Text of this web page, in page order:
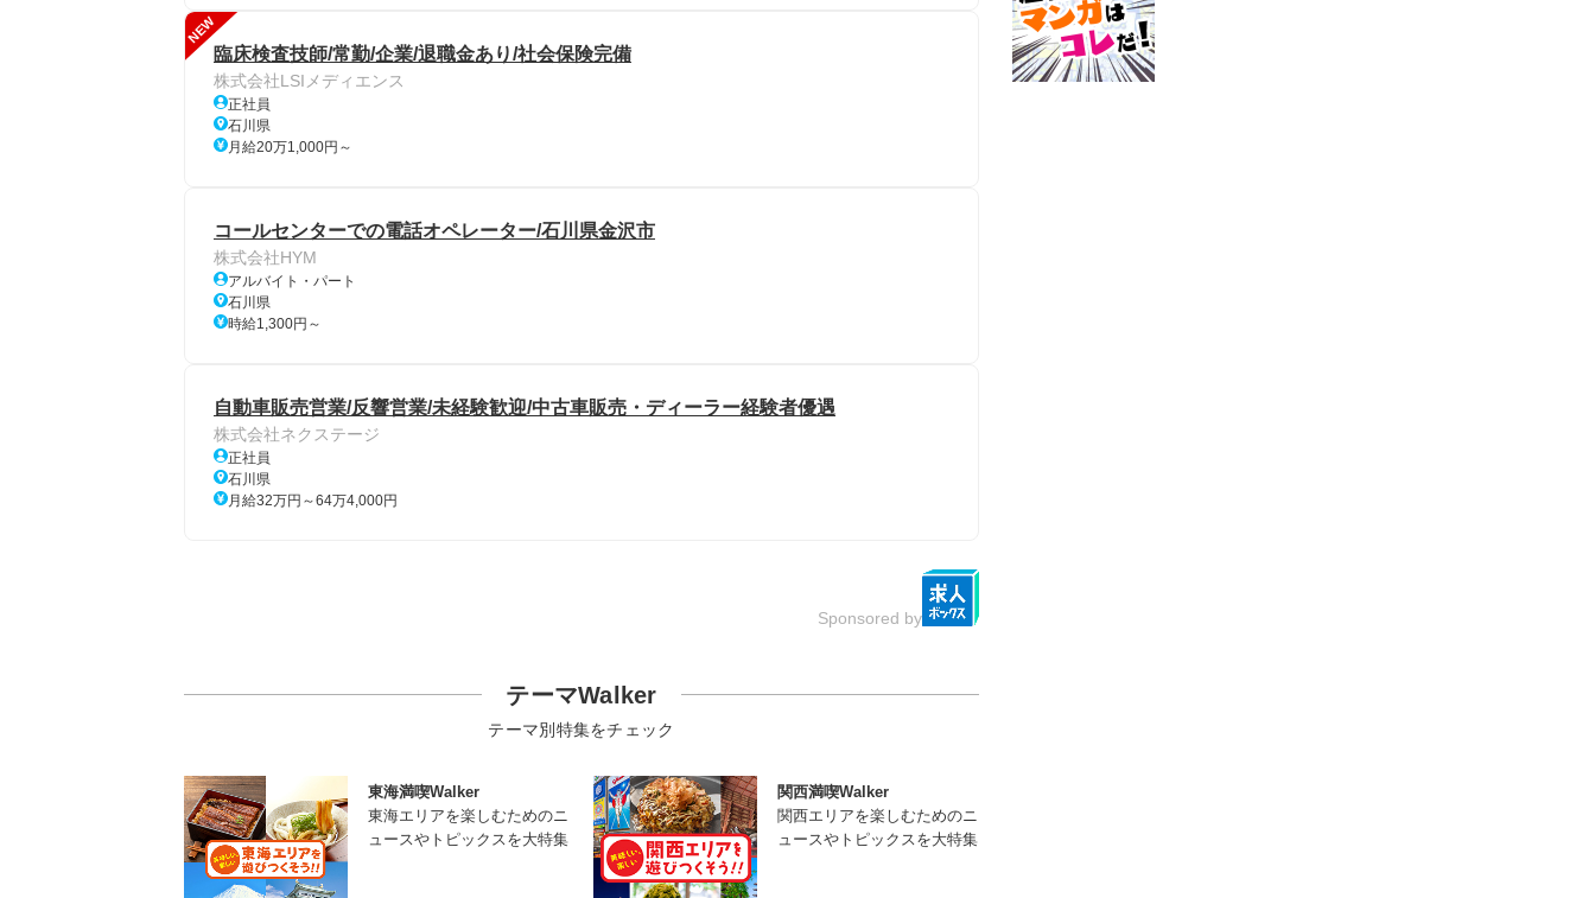
NEW
臨床検査技師/常勤/企業/退職金あり/社会保険完備
株式会社LSIメディエンス
正社員
石川県
月給20万1,000円～
コールセンターでの電話オペレーター/石川県金沢市
株式会社HYM
アルバイト・パート
石川県
時給1,300円～
自動車販売営業/反響営業/未経験歓迎/中古車販売・ディーラー経験者優遇
株式会社ネクステージ
正社員
石川県
月給32万円～64万4,000円
Sponsored by
テーマWalker
テーマ別特集をチェック
東海満喫Walker
東海エリアを楽しむためのニ
ュースやトピックスを大特集
関西満喫Walker
関西エリアを楽しむためのニ
ュースやトピックスを大特集